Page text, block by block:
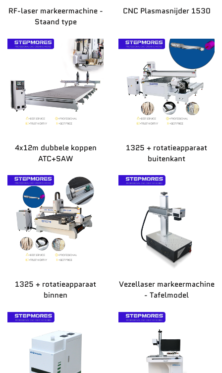
RF-laser markeermachine -
Staand type
CNC Plasmasnijder 1530
4x12m dubbele koppen
ATC+SAW
1325 + rotatieapparaat
buitenkant
1325 + rotatieapparaat
binnen
Vezellaser markeermachine
- Tafelmodel